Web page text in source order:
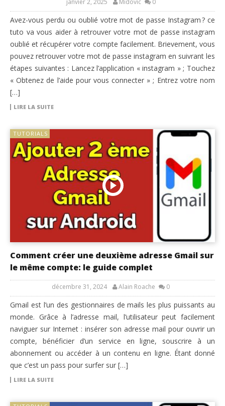
Avez-vous perdu ou oublié votre mot de passe Instagram ? ce
tuto va vous aider à retrouver votre mot de passe instagram
oublié et récupérer votre compte facilement. Brievement, vous
pouvez retrouver votre mot de passe instagram en suivrant les
étapes suivantes : Lancez l’application « instagram » ; Touchez
« Obtenez de l’aide pour vous connecter » ; Entrez votre nom
[…]
LIRE LA SUITE
TUTORIALS
Comment créer une deuxième adresse Gmail sur
le même compte: le guide complet
décembre 31, 2024 Alain Roache 0
Gmail est l’un des gestionnaires de mails les plus puissants au
monde. Grâce à l’adresse mail, l’utilisateur peut facilement
naviguer sur Internet : insérer son adresse mail pour ouvrir un
compte, bénéficier d’un service en ligne, souscrire à un
abonnement ou accéder à un contenu en ligne. Étant donné
que c’est un pass pour surfer sur […]
LIRE LA SUITE